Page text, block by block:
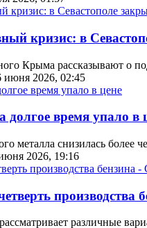
кризис: в
Крыма рассказывают о
июня 2026, 02:45
долгое время упало в
металла снизилась более
2026, 19:16
различные